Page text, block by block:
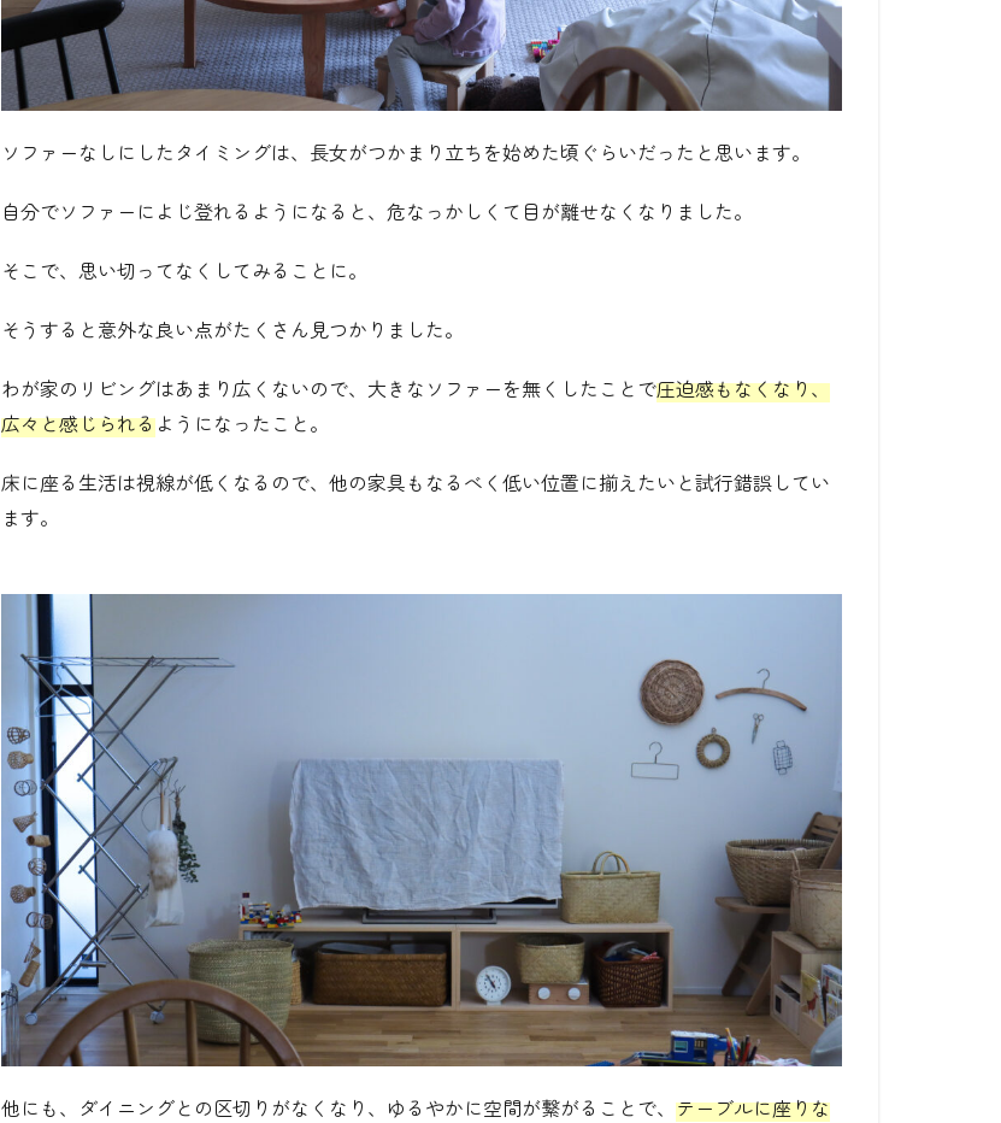
ソファーなしにしたタイミングは、長女がつかまり立ちを始めた頃ぐらいだったと思います。
自分でソファーによじ登れるようになると、危なっかしくて目が離せなくなりました。
そこで、思い切ってなくしてみることに。
そうすると意外な良い点がたくさん見つかりました。
わが家のリビングはあまり広くないので、大きなソファーを無くしたことで圧迫感もなくなり、
広々と感じられるようになったこと。
床に座る生活は視線が低くなるので、他の家具もなるべく低い位置に揃えたいと試行錯誤してい
ます。
他にも、ダイニングとの区切りがなくなり、ゆるやかに空間が繋がることで、 テーブルに座りな